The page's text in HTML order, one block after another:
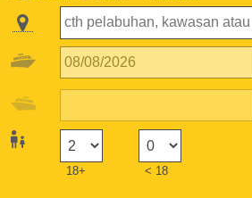
18+ < 18